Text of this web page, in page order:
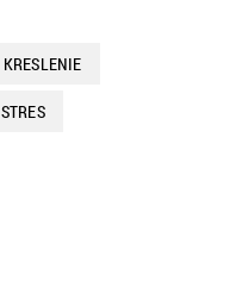
KRESLENIE
STRES